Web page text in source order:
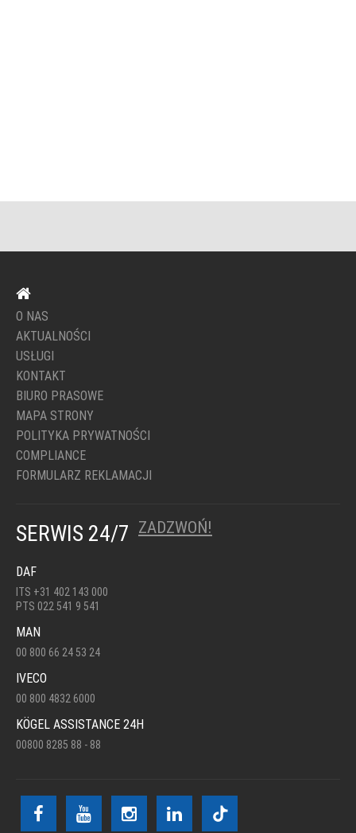
O NAS
AKTUALNOŚCI
USŁUGI
KONTAKT
BIURO PRASOWE
MAPA STRONY
POLITYKA PRYWATNOŚCI
COMPLIANCE
FORMULARZ REKLAMACJI
SERWIS 24/7 ZADZWOŃ!
DAF
ITS +31 402 143 000
PTS 022 541 9 541
MAN
00 800 66 24 53 24
IVECO
00 800 4832 6000
KÖGEL ASSISTANCE 24H
00800 8285 88 - 88